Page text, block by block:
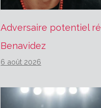
Adversaire potentiel
Benavidez
6 août 2026